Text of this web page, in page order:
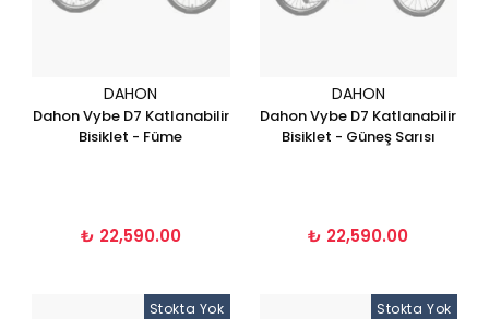
DAHON
Dahon Vybe D7 Katlanabilir
Bisiklet - Füme
₺ 22,590.00
DAHON
Dahon Vybe D7 Katlanabilir
Bisiklet - Güneş Sarısı
₺ 22,590.00
Stokta Yok Stokta Yok